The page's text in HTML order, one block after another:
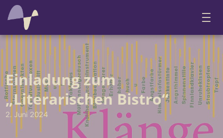
Einladung zum
„Literarischen Bistro“
2. Juni 2024